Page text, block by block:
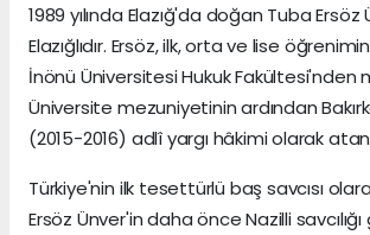
1989 yılında Elazığ'da doğan Tuba Ersöz
Elazığlıdır. Ersöz, ilk, orta ve lise
İnönü Üniversitesi Hukuk Fakültesi'nden
Üniversite mezuniyetinin ardından
(2015-2016) adlî yargı hâkimi olarak
Türkiye'nin ilk tesettürlü baş savcısı
Ersöz Ünver'in daha önce Nazilli